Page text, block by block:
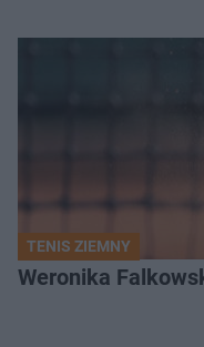
TENIS ZIEMNY
Weronika